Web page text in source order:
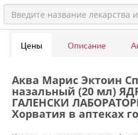
Цены Описание
Аква Марис Эктоин
назальный (20 мл)
ГАЛЕНСКИ
Хорватия в аптеках
Асбеста